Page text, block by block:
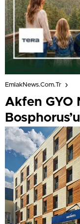
EmlakNews.com.tr
Akfen GYO